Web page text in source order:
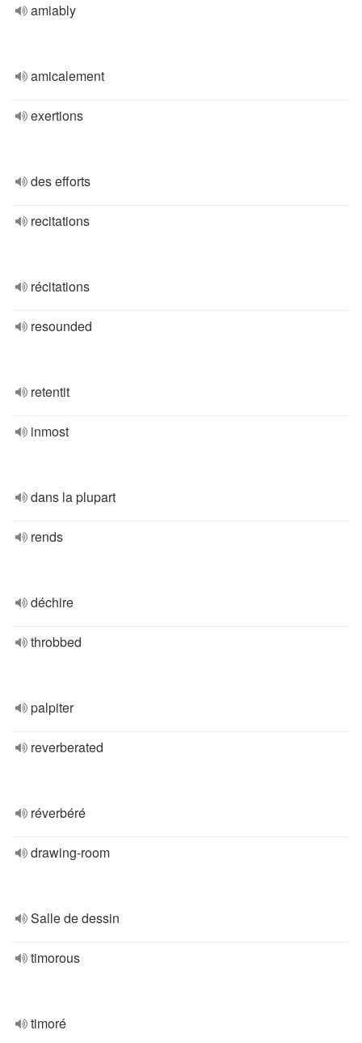
amiably
amicalement
exertions
des efforts
recitations
récitations
resounded
retentit
inmost
dans la plupart
rends
déchire
throbbed
palpiter
reverberated
réverbéré
drawing-room
Salle de dessin
timorous
timoré